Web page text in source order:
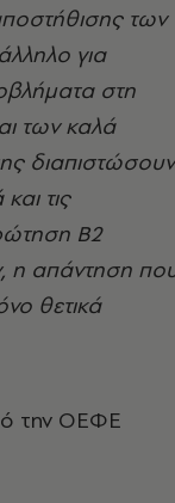
των
για
στη
των καλά
διαπιστώσουν
τις
Β2
η απάντηση
θετικά
την ΟΕΦΕ